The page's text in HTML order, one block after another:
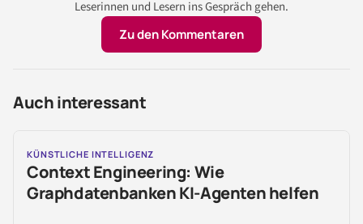
Leserinnen und Lesern ins Gespräch gehen.
Zu den Kommentaren
Auch interessant
KÜNSTLICHE INTELLIGENZ
Context Engineering: Wie
Graphdatenbanken KI-Agenten helfen